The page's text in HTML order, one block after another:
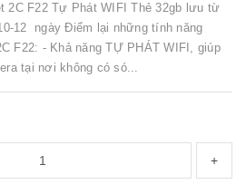
2C F22 Tự Phát WIFI Thẻ 32gb lưu từ
12 ngày Điểm lại những tính năng
F22: - Khả năng TỰ PHÁT WIFI, giúp
tại nơi không có só...
+